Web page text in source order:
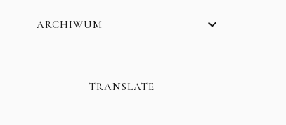
ARCHIWUM
TRANSLATE